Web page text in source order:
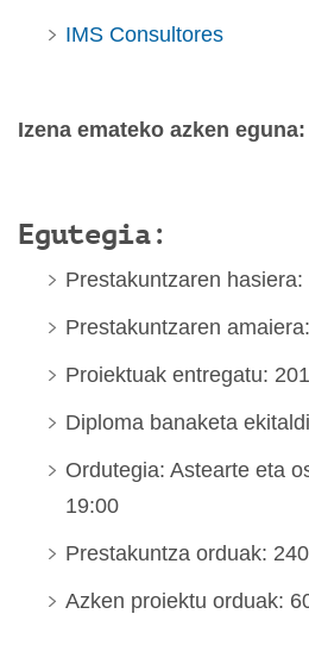
IMS Consultores
Izena emateko azken eguna:
Egutegia:
Prestakuntzaren hasiera:
Prestakuntzaren
Proiektuak entregatu:
Diploma banaketa
Ordutegia: Astearte eta
19:00
Prestakuntza orduak: 240
Azken proiektu orduak: